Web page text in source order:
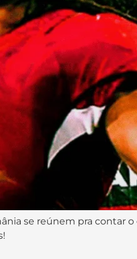
se reúnem pra contar